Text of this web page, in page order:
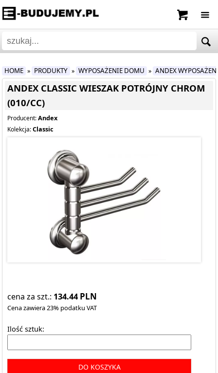
HOME » PRODUKTY » WYPOSAŻENIE DOMU » ANDEX
ANDEX CLASSIC WIESZAK POTRÓJNY CHROM
(010/CC)
Producent:Andex
Kolekcja:Classic
cena za szt.: 134.44PLN
Cena zawiera 23% podatku VAT
Ilość sztuk:
DO KOSZYKA